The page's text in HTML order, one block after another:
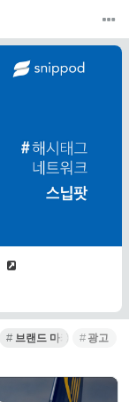
브랜드 마케팅 광고